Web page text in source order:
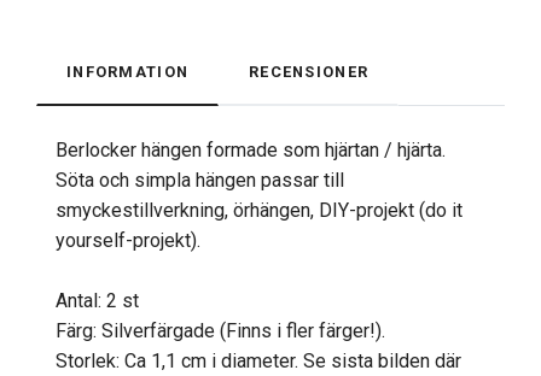
INFORMATION RECENSIONER
Berlocker hängen formade som hjärtan / hjärta.
Söta och simpla hängen passar till
smyckestillverkning, örhängen, DIY-projekt (do it
yourself-projekt).
Antal: 2 st
Färg: Silverfärgade (Finns i fler färger!).
Storlek: Ca 1,1 cm i diameter. Se sista bilden där